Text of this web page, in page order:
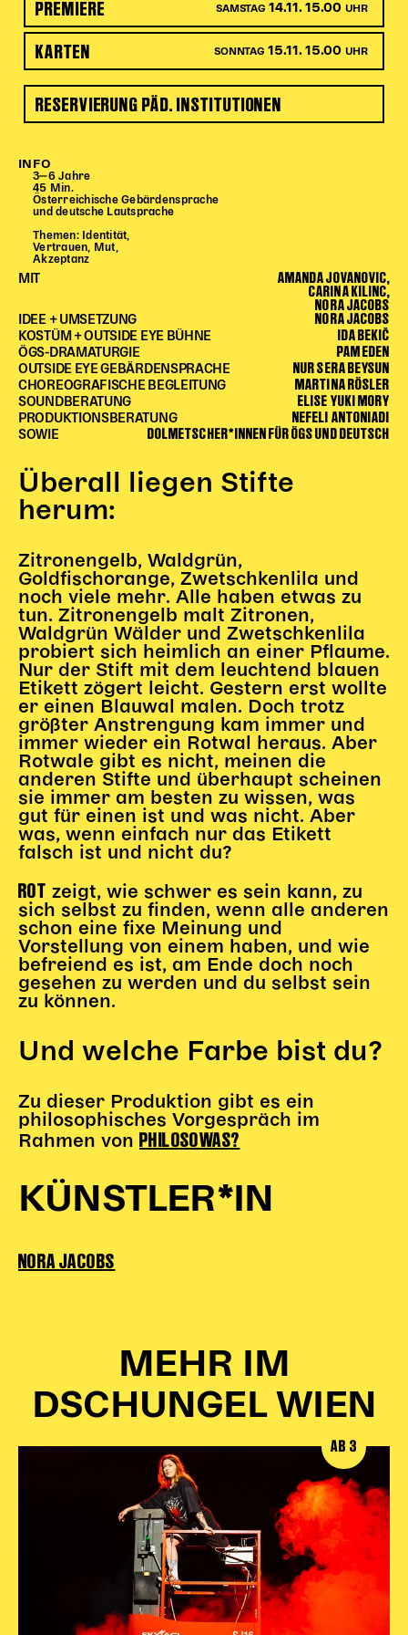
Begleitmaterial
Schulabenteuernacht
Probenklasse
Vorstellungen für pädagogische Institutionen
Angebote für Pädagog*innen
PädagogikClub
Sommerfest
Newsletter für pädagogische Institutionen
DIGITALE BÜHNE
Gl!tch4
Wem gehört die Bühne?
Über Uns
Unser Blog
Team
Künstler*innen 2025/26
Bühnen + Studios
Leitlinien
Kulturpatenschaft
Partner*innen
20 Jahre Dschungel Wien
SERVICE
Karten + Preise
Vermietung
Café
Newsletter
SPENDEN + FÖRDERN
SUCHESuchbegriffe
PREMIERE SAMSTAG 14.11. 15.00 UHR
KARTEN SONNTAG 15.11. 15.00 UHR
RESERVIERUNG PÄD. INSTITUTIONEN
INFO
3‒6 Jahre
45 Min.
Österreichische Gebärdensprache
und deutsche Lautsprache
Themen: Identität,
Vertrauen, Mut,
Akzeptanz
MIT AMANDA JOVANOVIC,
CARINA KILINC,
NORA JACOBS
IDEE + UMSETZUNG NORA JACOBS
KOSTÜM + OUTSIDE EYE BÜHNE IDA BEKIČ
ÖGS-DRAMATURGIE PAM EDEN
OUTSIDE EYE GEBÄRDENSPRACHE NUR SERA BEYSUN
CHOREOGRAFISCHE BEGLEITUNG MARTINA RÖSLER
SOUNDBERATUNG ELISE YUKI MORY
PRODUKTIONSBERATUNG NEFELI ANTONIADI
SOWIE DOLMETSCHER*INNEN FÜR ÖGS UND DEUTSCH
Überall liegen Stifte
herum:
Zitronengelb, Waldgrün,
Goldfischorange, Zwetschkenlila und
noch viele mehr. Alle haben etwas zu
tun. Zitronengelb malt Zitronen,
Waldgrün Wälder und Zwetschkenlila
probiert sich heimlich an einer Pflaume.
Nur der Stift mit dem leuchtend blauen
Etikett zögert leicht. Gestern erst wollte
er einen Blauwal malen. Doch trotz
größter Anstrengung kam immer und
immer wieder ein Rotwal heraus. Aber
Rotwale gibt es nicht, meinen die
anderen Stifte und überhaupt scheinen
sie immer am besten zu wissen, was
gut für einen ist und was nicht. Aber
was, wenn einfach nur das Etikett
falsch ist und nicht du?
ROT zeigt, wie schwer es sein kann, zu
sich selbst zu finden, wenn alle anderen
schon eine fixe Meinung und
Vorstellung von einem haben, und wie
befreiend es ist, am Ende doch noch
gesehen zu werden und du selbst sein
zu können.
Und welche Farbe bist du?
Zu dieser Produktion gibt es ein
philosophisches Vorgespräch im
Rahmen von PHILOSOWAS?
KÜNSTLER*IN
NORA JACOBS
MEHR IM
DSCHUNGEL WIEN
AB 3